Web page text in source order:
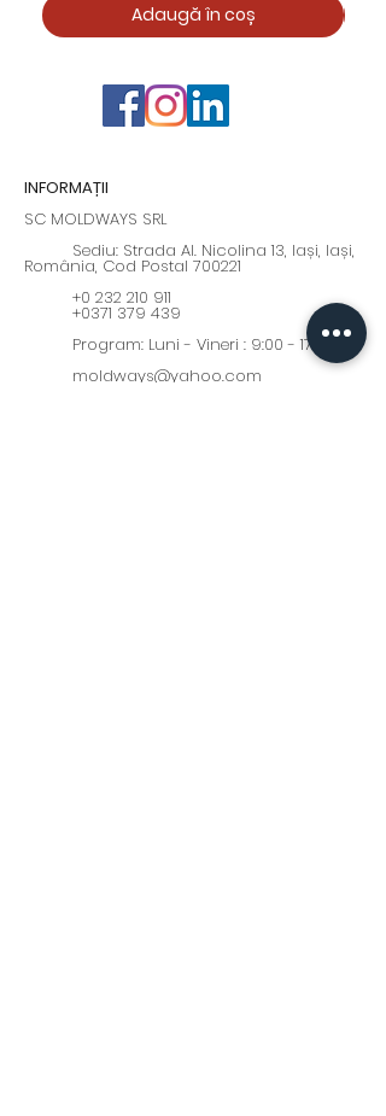
Adaugă în coș
INFORMAȚII
SC MOLDWAYS SRL
Sediu: Strada Al. Nicolina 13, Iași, Iași,
România, Cod Postal 700221
+0 232 210 911
+0371 379 439
Program: Luni - Vineri : 9:00 - 17:00
moldways@yahoo.com